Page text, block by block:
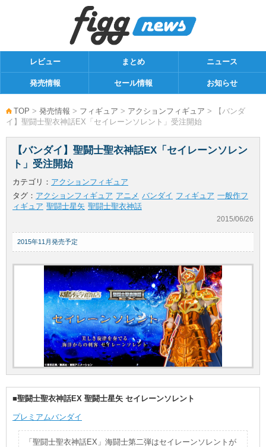
レビュー まとめ ニュース
発売情報 セール情報 お知らせ
TOP > 発売情報 > フィギュア > アクションフィギュア > 【バンダ
イ】聖闘士聖衣神話EX「セイレーンソレント」受注開始
【バンダイ】聖闘士聖衣神話EX「セイレーンソレン
ト」受注開始
カテゴリ： アクションフィギュア
タグ： アクションフィギュア アニメ バンダイ フィギュア 一般作フ
ィギュア 聖闘士星矢 聖闘士聖衣神話
2015/06/26
2015年11月発売予定
■聖闘士聖衣神話EX 聖闘士星矢 セイレーンソレント
プレミアムバンダイ
「聖闘士聖衣神話EX」海闘士第二弾はセイレーンソレントが